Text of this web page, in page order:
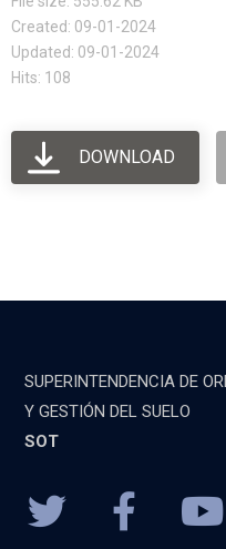
Created: 09-01-2024
Updated: 09-01-2024
Hits: 108
DOWNLOAD
SUPERINTENDENCIA DE
Y GESTIÓN DEL SUELO
SOT